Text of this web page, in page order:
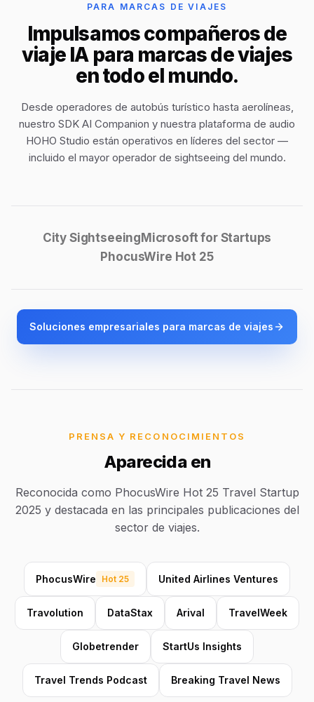
PARA MARCAS DE VIAJES
Impulsamos compañeros de
viaje IA para marcas de viajes
en todo el mundo.
Desde operadores de autobús turístico hasta aerolíneas,
nuestro SDK AI Companion y nuestra plataforma de audio
HOHO Studio están operativos en líderes del sector —
incluido el mayor operador de sightseeing del mundo.
City Sightseeing Microsoft for Startups
PhocusWire Hot 25
Soluciones empresariales para marcas de viajes
PRENSA Y RECONOCIMIENTOS
Aparecida en
Reconocida como PhocusWire Hot 25 Travel Startup
2025 y destacada en las principales publicaciones del
sector de viajes.
PhocusWire Hot 25 United Airlines Ventures
Travolution DataStax Arival TravelWeek
Globetrender StartUs Insights
Travel Trends Podcast Breaking Travel News